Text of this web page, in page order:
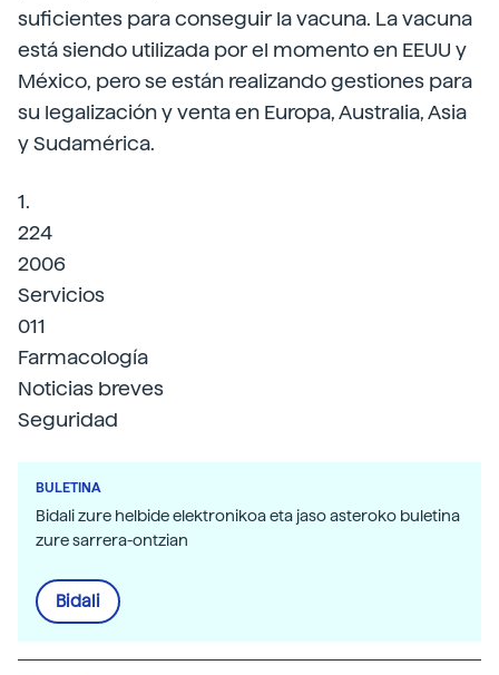
suficientes para conseguir la vacuna. La vacuna
está siendo utilizada por el momento en EEUU y
México, pero se están realizando gestiones para
su legalización y venta en Europa, Australia, Asia
y Sudamérica.
1.
224
2006
Servicios
011
Farmacología
Noticias breves
Seguridad
BULETINA
Bidali zure helbide elektronikoa eta jaso asteroko buletina
zure sarrera-ontzian
Bidali